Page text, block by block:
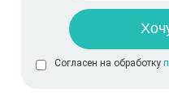
Согласен на обработку